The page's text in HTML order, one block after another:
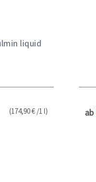
liquid
(174,90 € /1 l) ab